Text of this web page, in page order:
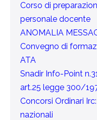
Corso di
personale docente
ANOMALIA
Convegno di
ATA
Snadir Info-Point
art.25 legge 300/
Concorsi Ordinari
nazionali